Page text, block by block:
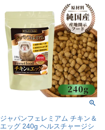
ジャパンフェレミアム チキン＆
エッグ 240g ヘルスチャージシ